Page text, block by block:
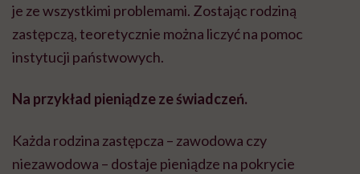
je ze wszystkimi problemami. Zostając rodziną
zastępczą, teoretycznie można liczyć na pomoc
instytucji państwowych.
Na przykład pieniądze ze świadczeń.
Każda rodzina zastępcza – zawodowa czy
niezawodowa – dostaje pieniądze na pokrycie